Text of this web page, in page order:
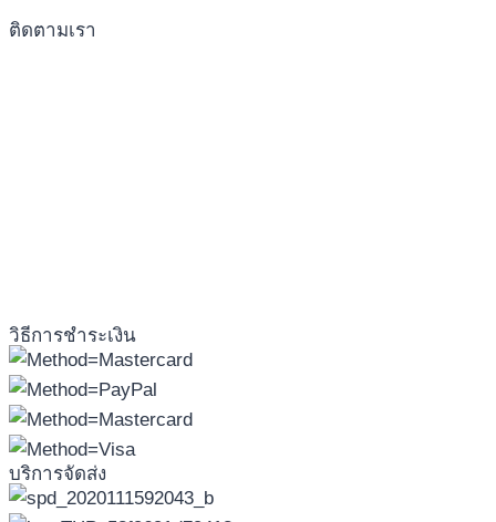
ติดตามเรา
วิธีการชำระเงิน
บริการจัดส่ง